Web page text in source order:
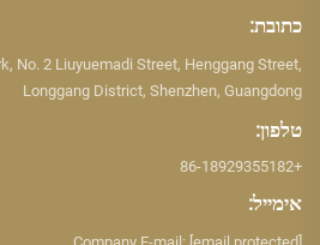
כתובת:
No. 2 Liuyuemadi Street, Henggang Street,
Longgang District, Shenzhen, Guangdong
טלפון:
+86-18929355182
אימייל: